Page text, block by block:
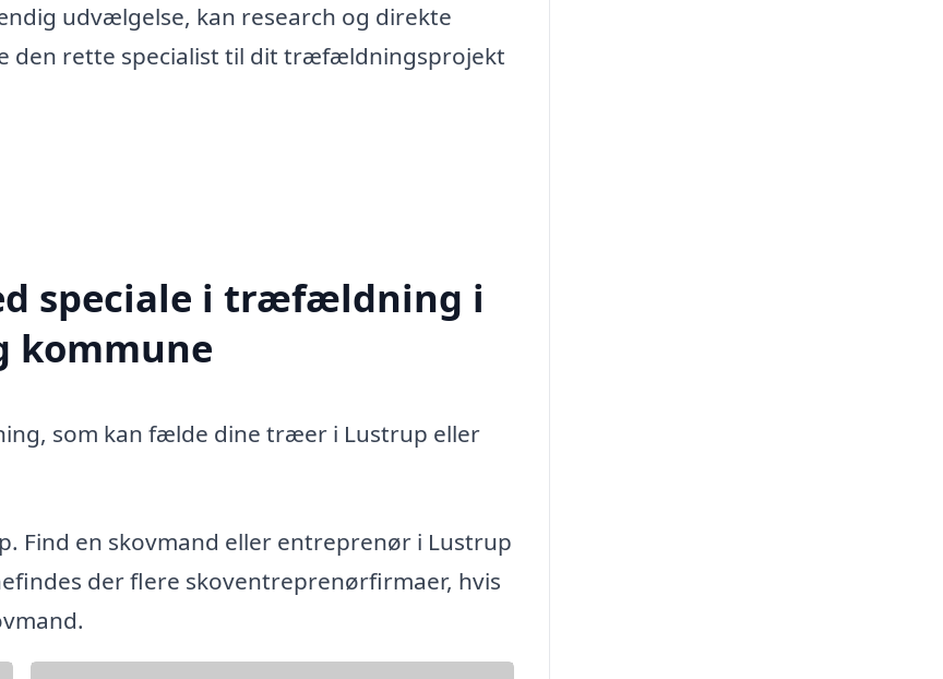
udvælgelse, kan research og direkte
den rette specialist til dit træfældningsprojekt
speciale i træfældning i
kommune
som kan fælde dine træer i Lustrup eller
Find en skovmand eller entreprenør i Lustrup
der flere skoventreprenørfirmaer, hvis